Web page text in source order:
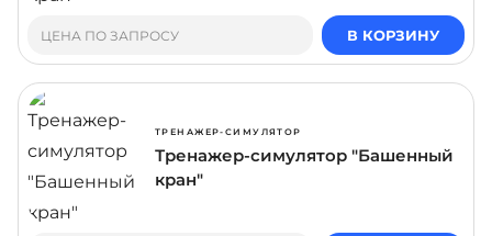
ЦЕНА ПО ЗАПРОСУ В КОРЗИНУ
ТРЕНАЖЕР-СИМУЛЯТОР
Тренажер-симулятор "Башенный
кран"